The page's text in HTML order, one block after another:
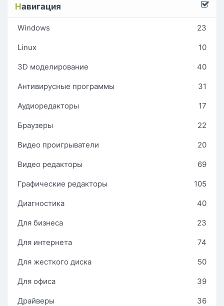
Навигация
Windows 23
Linux 10
3D моделирование 40
Антивирусные программы 31
Аудиоредакторы 17
Браузеры 22
Видео проигрыватели 20
Видео редакторы 69
Графические редакторы 105
Диагностика 40
Для бизнеса 23
Для интернета 74
Для жесткого диска 50
Для офиса 39
Драйверы 36